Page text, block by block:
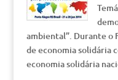
ambiental”. Durante o
de economia solidária
economia solidária